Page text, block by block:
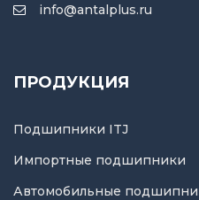
info@antalplus.ru
ПРОДУКЦИЯ
Подшипники ITJ
Импортные подшипники
Автомобильные